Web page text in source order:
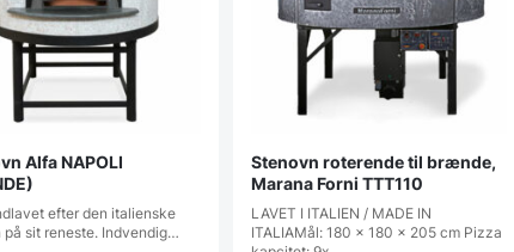
Alfa NAPOLI
efter den italienske
på sit reneste. Indvendig…
Stenovn roterende til brænde,
Marana Forni TTT110
LAVET I ITALIEN / MADE IN
ITALIAMål: 180 x 180 x 205 cm Pizza